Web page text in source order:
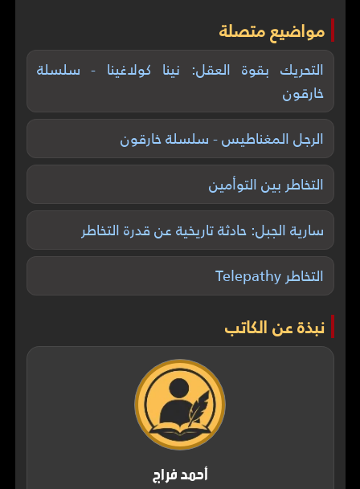
مواضيع متصلة
التحريك بقوة العقل: نينا كولاغينا - سلسلة
خارقون
الرجل المغناطيس - سلسلة خارقون
التخاطر بين التوأمين
سارية الجبل: حادثة تاريخية عن قدرة التخاطر
التخاطر Telepathy
نبذة عن الكاتب
أحمد فراج